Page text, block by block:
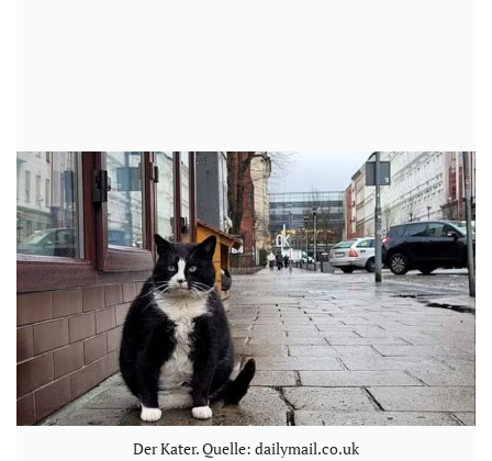
Der Kater. Quelle: dailymail.co.uk